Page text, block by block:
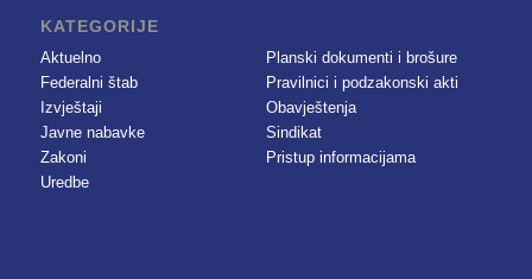
KATEGORIJE
Aktuelno
Federalni štab
Izvještaji
Javne nabavke
Zakoni
Uredbe
Planski dokumenti i brošure
Pravilnici i podzakonski akti
Obavještenja
Sindikat
Pristup informacijama